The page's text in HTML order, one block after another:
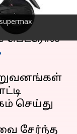
பெட்ரோல்
செய்து
சேர்ந்த